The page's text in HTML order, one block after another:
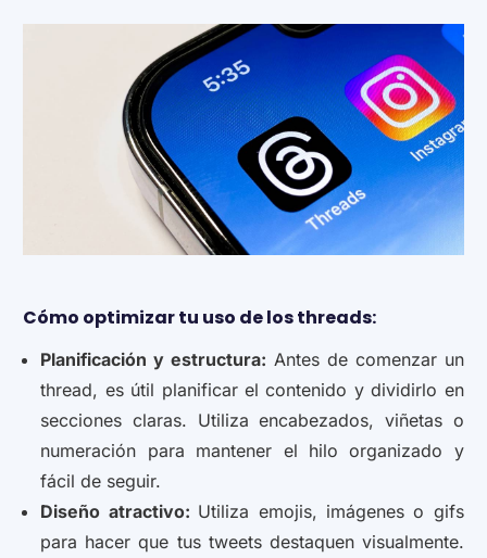
Cómo optimizar tu uso de los threads:
Planificación y estructura: Antes de comenzar un
thread, es útil planificar el contenido y dividirlo en
secciones claras. Utiliza encabezados, viñetas o
numeración para mantener el hilo organizado y
fácil de seguir.
Diseño atractivo: Utiliza emojis, imágenes o gifs
para hacer que tus tweets destaquen visualmente.